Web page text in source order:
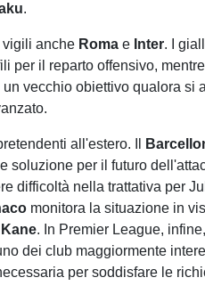
.
vigili anche Roma e Inter. I
per il reparto offensivo,
vecchio obiettivo qualora si
all'estero. Il
soluzione per il futuro
difficoltà nella trattativa per
monitora la situazione in
Kane. In Premier League,
dei club maggiormente
per soddisfare le